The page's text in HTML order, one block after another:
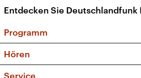
Entdecken Sie Deutschlandfunk
Programm
Sendungen und Podcasts
Hören
Service